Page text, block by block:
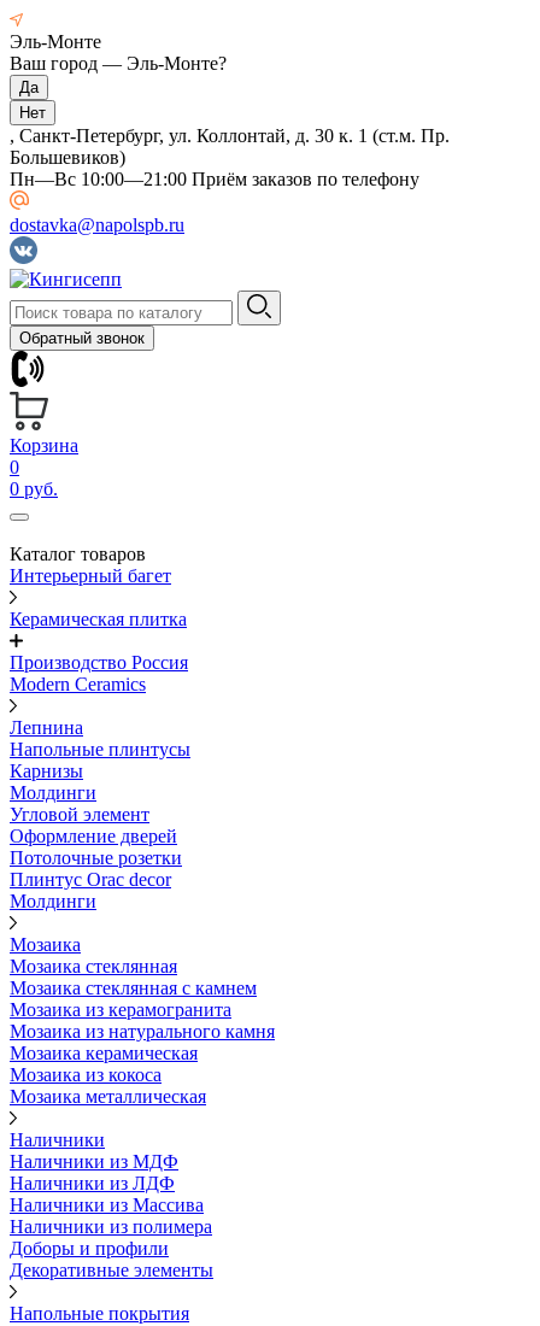
Эль-Монте
Ваш город — Эль-Монте?
, Санкт-Петербург, ул. Коллонтай, д. 30 к. 1 (ст.м. Пр.
Большевиков)
Пн—Вс 10:00—21:00 Приём заказов по телефону
dostavka@napolspb.ru
Обратный звонок
Корзина
0
0 руб.
Каталог товаров
Интерьерный багет
Керамическая плитка
Производство Россия
Modern Ceramics
Лепнина
Напольные плинтусы
Карнизы
Молдинги
Угловой элемент
Оформление дверей
Потолочные розетки
Плинтус Orac decor
Молдинги
Мозаика
Мозаика стеклянная
Мозаика стеклянная с камнем
Мозаика из керамогранита
Мозаика из натурального камня
Мозаика керамическая
Мозаика из кокоса
Мозаика металлическая
Наличники
Наличники из МДФ
Наличники из ЛДФ
Наличники из Массива
Наличники из полимера
Доборы и профили
Декоративные элементы
Напольные покрытия